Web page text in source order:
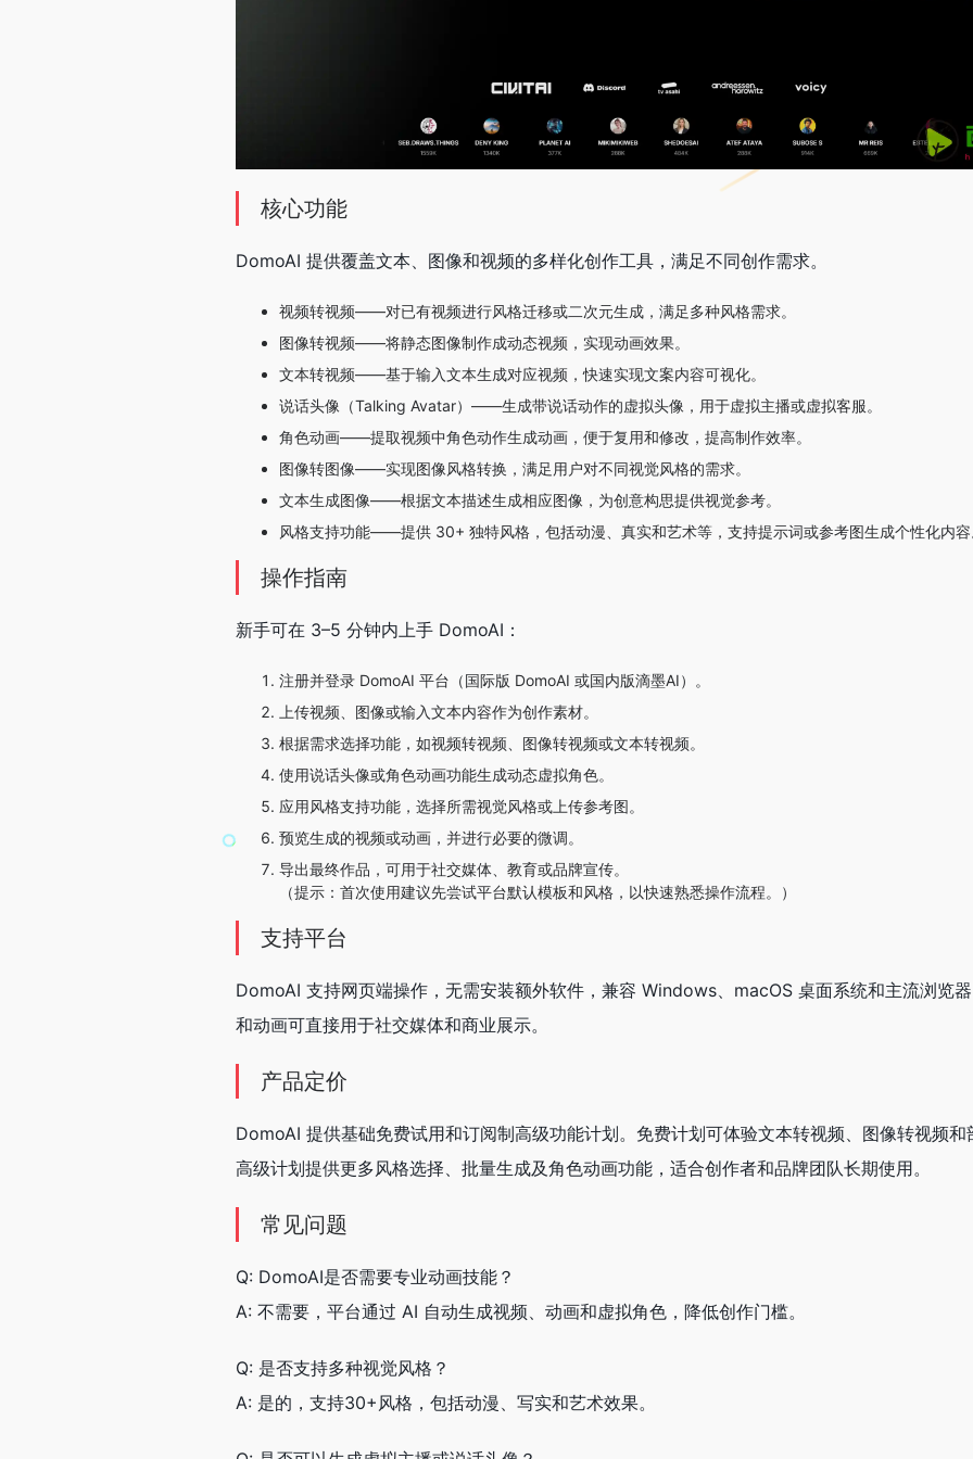
核心功能
DomoAI 提供覆盖文本、图像和视频的多样化创作工具，满足不同创作需求。
视频转视频——对已有视频进行风格迁移或二次元生成，满足多种风格需求。
图像转视频——将静态图像制作成动态视频，实现动画效果。
文本转视频——基于输入文本生成对应视频，快速实现文案内容可视化。
说话头像（Talking Avatar）——生成带说话动作的虚拟头像，用于虚拟主播或虚拟客服。
角色动画——提取视频中角色动作生成动画，便于复用和修改，提高制作效率。
图像转图像——实现图像风格转换，满足用户对不同视觉风格的需求。
文本生成图像——根据文本描述生成相应图像，为创意构思提供视觉参考。
风格支持功能——提供 30+ 独特风格，包括动漫、真实和艺术等，支持提示词或参考图生成个性化内
操作指南
新手可在 3–5 分钟内上手 DomoAI：
注册并登录 DomoAI 平台（国际版 DomoAI 或国内版滴墨AI）。
上传视频、图像或输入文本内容作为创作素材。
根据需求选择功能，如视频转视频、图像转视频或文本转视频。
使用说话头像或角色动画功能生成动态虚拟角色。
应用风格支持功能，选择所需视觉风格或上传参考图。
预览生成的视频或动画，并进行必要的微调。
导出最终作品，可用于社交媒体、教育或品牌宣传。
（提示：首次使用建议先尝试平台默认模板和风格，以快速熟悉操作流程。）
支持平台
DomoAI 支持网页端操作，无需安装额外软件，兼容 Windows、macOS 桌面系统和主流浏览
和动画可直接用于社交媒体和商业展示。
产品定价
DomoAI 提供基础免费试用和订阅制高级功能计划。免费计划可体验文本转视频、图像转视频和
高级计划提供更多风格选择、批量生成及角色动画功能，适合创作者和品牌团队长期使用。
常见问题
Q: DomoAI是否需要专业动画技能？
A: 不需要，平台通过 AI 自动生成视频、动画和虚拟角色，降低创作门槛。
Q: 是否支持多种视觉风格？
A: 是的，支持30+风格，包括动漫、写实和艺术效果。